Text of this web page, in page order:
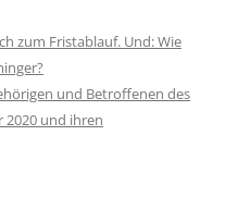
zum Fristablauf. Und: Wie
und Betroffenen des
2020 und ihren